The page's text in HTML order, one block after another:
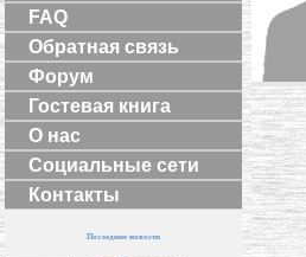
FAQ
Обратная связь
Форум
Гостевая книга
О нас
Социальные сети
Контакты
Последние новости